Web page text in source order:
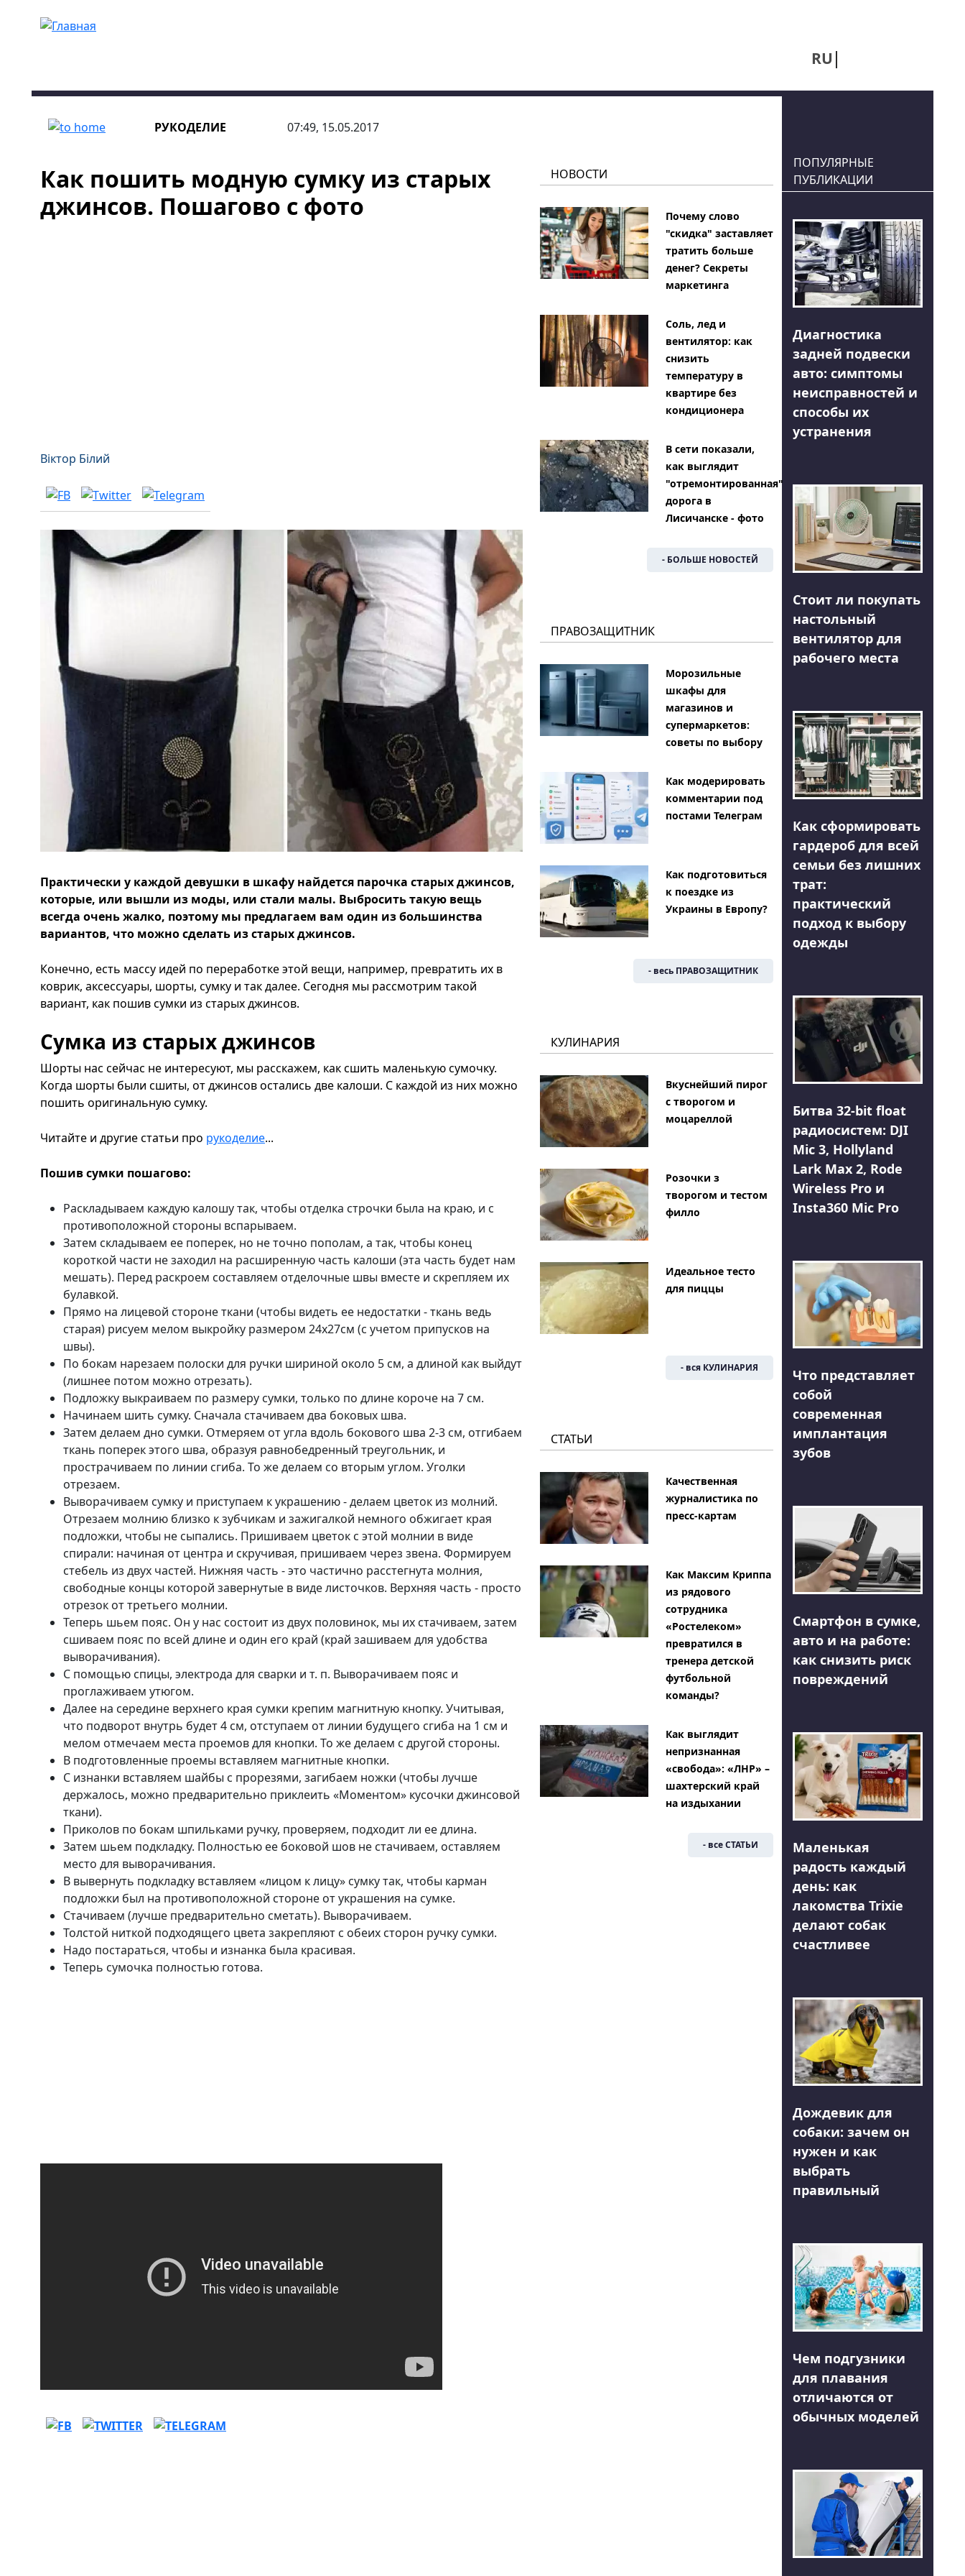
RU
РУКОДЕЛИЕ 07:49, 15.05.2017
Как пошить модную сумку из старых
джинсов. Пошагово с фото
Віктор Білий
Практически у каждой девушки в шкафу найдется парочка старых джинсов,
которые, или вышли из моды, или стали малы. Выбросить такую вещь
всегда очень жалко, поэтому мы предлагаем вам один из большинства
вариантов, что можно сделать из старых джинсов.
Конечно, есть массу идей по переработке этой вещи, например, превратить их в
коврик, аксессуары, шорты, сумку и так далее. Сегодня мы рассмотрим такой
вариант, как пошив сумки из старых джинсов.
Сумка из старых джинсов
Шорты нас сейчас не интересуют, мы расскажем, как сшить маленькую сумочку.
Когда шорты были сшиты, от джинсов остались две калоши. С каждой из них можно
пошить оригинальную сумку.
Читайте и другие статьи про рукоделие...
Пошив сумки пошагово:
Раскладываем каждую калошу так, чтобы отделка строчки была на краю, и с
противоположной стороны вспарываем.
Затем складываем ее поперек, но не точно пополам, а так, чтобы конец
короткой части не заходил на расширенную часть калоши (эта часть будет нам
мешать). Перед раскроем составляем отделочные швы вместе и скрепляем их
булавкой.
Прямо на лицевой стороне ткани (чтобы видеть ее недостатки - ткань ведь
старая) рисуем мелом выкройку размером 24х27см (с учетом припусков на
швы).
По бокам нарезаем полоски для ручки шириной около 5 см, а длиной как выйдут
(лишнее потом можно отрезать).
Подложку выкраиваем по размеру сумки, только по длине короче на 7 см.
Начинаем шить сумку. Сначала стачиваем два боковых шва.
Затем делаем дно сумки. Отмеряем от угла вдоль бокового шва 2-3 см, отгибаем
ткань поперек этого шва, образуя равнобедренный треугольник, и
прострачиваем по линии сгиба. То же делаем со вторым углом. Уголки
отрезаем.
Выворачиваем сумку и приступаем к украшению - делаем цветок из молний.
Отрезаем молнию близко к зубчикам и зажигалкой немного обжигает края
подложки, чтобы не сыпались. Пришиваем цветок с этой молнии в виде
спирали: начиная от центра и скручивая, пришиваем через звена. Формируем
стебель из двух частей. Нижняя часть - это частично расстегнута молния,
свободные концы которой завернутые в виде листочков. Верхняя часть - просто
отрезок от третьего молнии.
Теперь шьем пояс. Он у нас состоит из двух половинок, мы их стачиваем, затем
сшиваем пояс по всей длине и один его край (край зашиваем для удобства
выворачивания).
С помощью спицы, электрода для сварки и т. п. Выворачиваем пояс и
проглаживаем утюгом.
Далее на середине верхнего края сумки крепим магнитную кнопку. Учитывая,
что подворот внутрь будет 4 см, отступаем от линии будущего сгиба на 1 см и
мелом отмечаем места проемов для кнопки. То же делаем с другой стороны.
В подготовленные проемы вставляем магнитные кнопки.
С изнанки вставляем шайбы с прорезями, загибаем ножки (чтобы лучше
держалось, можно предварительно приклеить «Моментом» кусочки джинсовой
ткани).
Приколов по бокам шпильками ручку, проверяем, подходит ли ее длина.
Затем шьем подкладку. Полностью ее боковой шов не стачиваем, оставляем
место для выворачивания.
В вывернуть подкладку вставляем «лицом к лицу» сумку так, чтобы карман
подложки был на противоположной стороне от украшения на сумке.
Стачиваем (лучше предварительно сметать). Выворачиваем.
Толстой ниткой подходящего цвета закрепляют с обеих сторон ручку сумки.
Надо постараться, чтобы и изнанка была красивая.
Теперь сумочка полностью готова.
НОВОСТИ
Почему слово
"скидка" заставляет
тратить больше
денег? Секреты
маркетинга
Соль, лед и
вентилятор: как
снизить
температуру в
квартире без
кондиционера
В сети показали,
как выглядит
"отремонтированная"
дорога в
Лисичанске - фото
- БОЛЬШЕ НОВОСТЕЙ
ПРАВОЗАЩИТНИК
Морозильные
шкафы для
магазинов и
супермаркетов:
советы по выбору
Как модерировать
комментарии под
постами Телеграм
Как подготовиться
к поездке из
Украины в Европу?
- весь ПРАВОЗАЩИТНИК
КУЛИНАРИЯ
Вкуснейший пирог
с творогом и
моцареллой
Розочки з
творогом и тестом
филло
Идеальное тесто
для пиццы
- вся КУЛИНАРИЯ
СТАТЬИ
Качественная
журналистика по
пресс-картам
Как Максим Криппа
из рядового
сотрудника
«Ростелеком»
превратился в
тренера детской
футбольной
команды?
Как выглядит
непризнанная
«свобода»: «ЛНР» –
шахтерский край
на издыхании
- все СТАТЬИ
ПОПУЛЯРНЫЕ
ПУБЛИКАЦИИ
Диагностика
задней подвески
авто: симптомы
неисправностей и
способы их
устранения
Стоит ли покупать
настольный
вентилятор для
рабочего места
Как сформировать
гардероб для всей
семьи без лишних
трат:
практический
подход к выбору
одежды
Битва 32-bit float
радиосистем: DJI
Mic 3, Hollyland
Lark Max 2, Rode
Wireless Pro и
Insta360 Mic Pro
Что представляет
собой
современная
имплантация
зубов
Смартфон в сумке,
авто и на работе:
как снизить риск
повреждений
Маленькая
радость каждый
день: как
лакомства Trixie
делают собак
счастливее
Дождевик для
собаки: зачем он
нужен и как
выбрать
правильный
Чем подгузники
для плавания
отличаются от
обычных моделей